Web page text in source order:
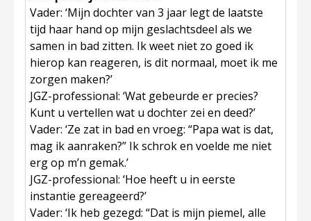
Vader: ‘Mijn dochter van 3 jaar legt de laatste
tijd haar hand op mijn geslachtsdeel als we
samen in bad zitten. Ik weet niet zo goed ik
hierop kan reageren, is dit normaal, moet ik me
zorgen maken?’
JGZ-professional: ‘Wat gebeurde er precies?
Kunt u vertellen wat u dochter zei en deed?’
Vader: ‘Ze zat in bad en vroeg: “Papa wat is dat,
mag ik aanraken?” Ik schrok en voelde me niet
erg op m’n gemak.’
JGZ-professional: ‘Hoe heeft u in eerste
instantie gereageerd?’
Vader: ‘Ik heb gezegd: “Dat is mijn piemel, alle